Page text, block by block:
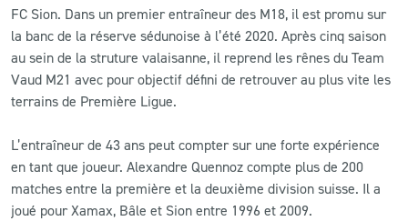
PRESSE ET MEDIAS
FC Sion. Dans un premier entraîneur des M18, il est promu sur
la banc de la réserve sédunoise à l’été 2020. Après cinq saison
au sein de la struture valaisanne, il reprend les rênes du Team
Vaud M21 avec pour objectif défini de retrouver au plus vite les
terrains de Première Ligue.
L’entraîneur de 43 ans peut compter sur une forte expérience
en tant que joueur. Alexandre Quennoz compte plus de 200
matches entre la première et la deuxième division suisse. Il a
joué pour Xamax, Bâle et Sion entre 1996 et 2009.